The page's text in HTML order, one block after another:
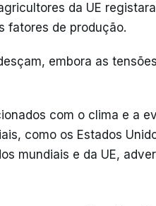
da UE
fatores de produção.
embora as
com o clima e a
como os Estados
mundiais e da UE,